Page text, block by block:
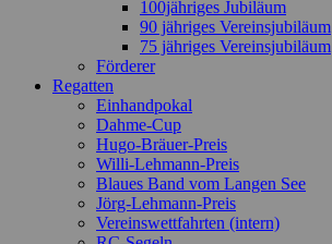
100jähriges Jubiläum
90 jähriges Vereinsjubiläum
75 jähriges Vereinsjubiläum
Förderer
Regatten
Einhandpokal
Dahme-Cup
Hugo-Bräuer-Preis
Willi-Lehmann-Preis
Blaues Band vom Langen See
Jörg-Lehmann-Preis
Vereinswettfahrten (intern)